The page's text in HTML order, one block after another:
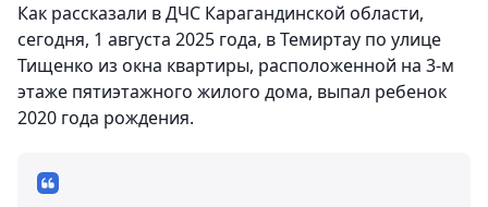
Как рассказали в ДЧС Карагандинской области,
сегодня, 1 августа 2025 года, в Темиртау по улице
Тищенко из окна квартиры, расположенной на 3-м
этаже пятиэтажного жилого дома, выпал ребенок
2020 года рождения.